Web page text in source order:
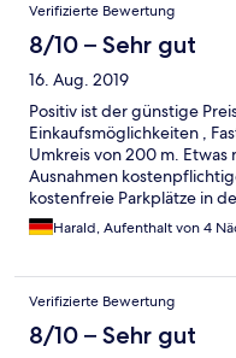
Verifizierte Bewertung
8/10 – Sehr gut
16. Aug. 2019
Positiv ist der günstige
Einkaufsmöglichkeiten ,
Umkreis von 200 m.
Ausnahmen
kostenfreie Parkplätze in
Harald, Aufenthalt von 4
Verifizierte Bewertung
8/10 – Sehr gut